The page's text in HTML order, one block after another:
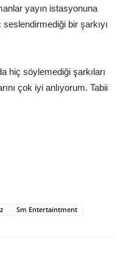
yayın istasyonuna
seslendirmediği bir şarkıyı
hiç söylemediği şarkıları
çok iyi anlıyorum. Tabii
Sm Entertaintment